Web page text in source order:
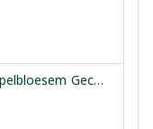
Rayner's Sinaasappelbloesem Geconcentreerde Smaakessentie 28ml